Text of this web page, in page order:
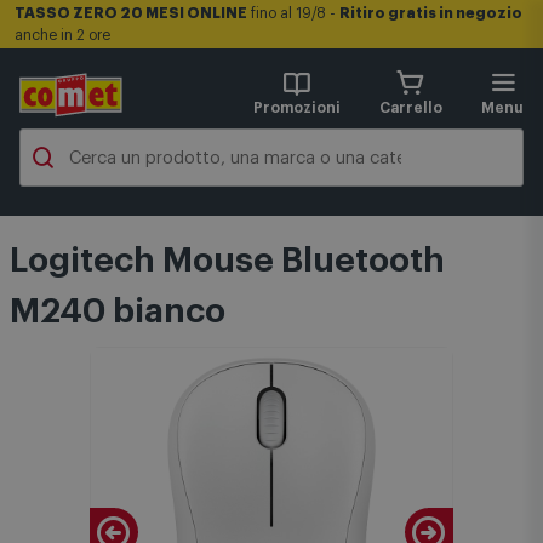
TASSO ZERO 20 MESI ONLINE fino al 19/8 - Ritiro gratis in negozio
anche in 2 ore
Promozioni Carrello Menu
Logitech Mouse Bluetooth
M240 bianco